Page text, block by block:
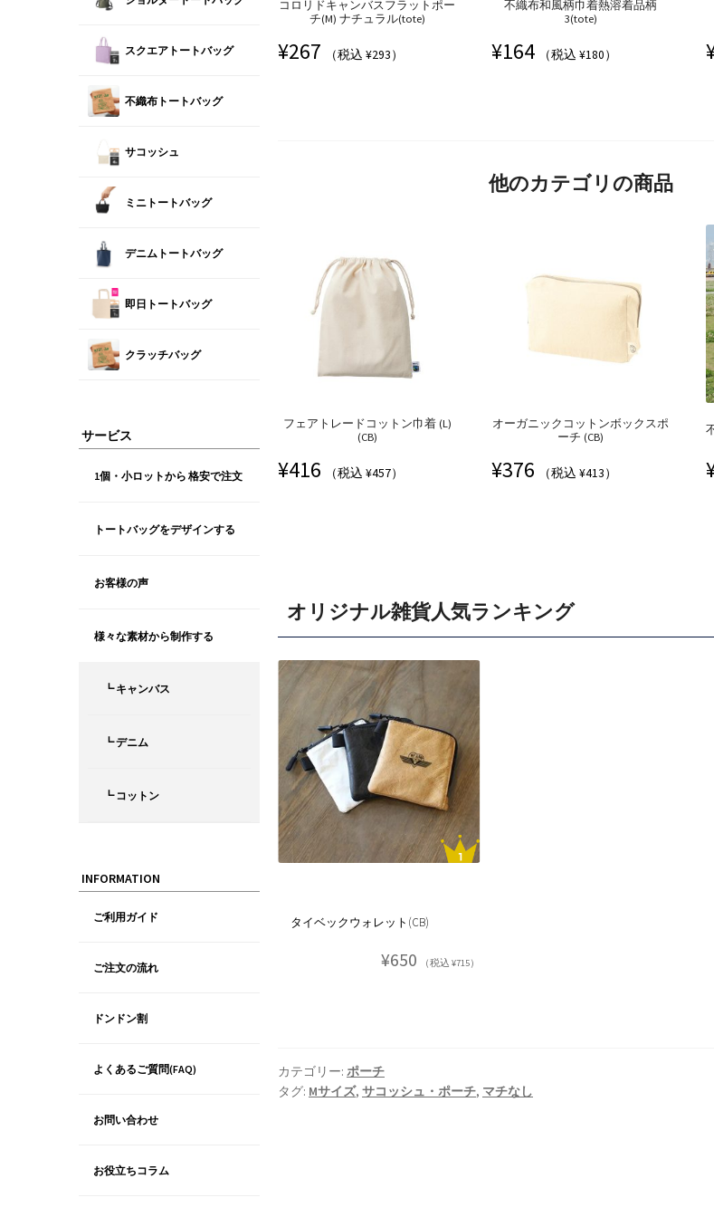
コロリドキャンバスフラットポー
チ(M) ナチュラル(tote)
¥267 （税込 ¥293）
不織布和風柄巾着熱溶着品柄
3(tote)
¥164 （税込 ¥180）
他のカテゴリの商品
フェアトレードコットン巾着 (L)
(CB)
¥416 （税込 ¥457）
オーガニックコットンボックスポ
ーチ (CB)
¥376 （税込 ¥413）
オリジナル雑貨人気ランキング
タイベックウォレット(CB)
¥650 （税込 ¥715）
カテゴリー: ポーチ
タグ: Mサイズ, サコッシュ・ポーチ, マチなし
スクエアトートバッグ
不織布トートバッグ
サコッシュ
ミニトートバッグ
デニムトートバッグ
即日トートバッグ
クラッチバッグ
サービス
1個・小ロットから 格安で注文
トートバッグをデザインする
お客様の声
様々な素材から制作する
┗ キャンバス
┗ デニム
┗ コットン
INFORMATION
ご利用ガイド
ご注文の流れ
ドンドン割
よくあるご質問(FAQ)
お問い合わせ
お役立ちコラム